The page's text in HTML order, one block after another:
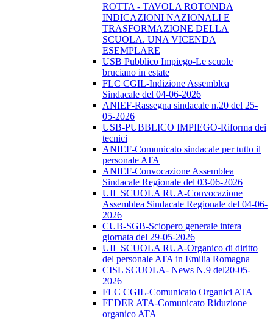
ROTTA - TAVOLA ROTONDA
INDICAZIONI NAZIONALI E
TRASFORMAZIONE DELLA
SCUOLA. UNA VICENDA
ESEMPLARE
USB Pubblico Impiego-Le scuole
bruciano in estate
FLC CGIL-Indizione Assemblea
Sindacale del 04-06-2026
ANIEF-Rassegna sindacale n.20 del 25-
05-2026
USB-PUBBLICO IMPIEGO-Riforma dei
tecnici
ANIEF-Comunicato sindacale per tutto il
personale ATA
ANIEF-Convocazione Assemblea
Sindacale Regionale del 03-06-2026
UIL SCUOLA RUA-Convocazione
Assemblea Sindacale Regionale del 04-06-
2026
CUB-SGB-Sciopero generale intera
giornata del 29-05-2026
UIL SCUOLA RUA-Organico di diritto
del personale ATA in Emilia Romagna
CISL SCUOLA- News N.9 del20-05-
2026
FLC CGIL-Comunicato Organici ATA
FEDER ATA-Comunicato Riduzione
organico ATA